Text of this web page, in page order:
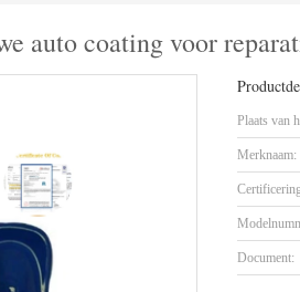
auto coating voor
Plaats van
Merknaam:
Document: